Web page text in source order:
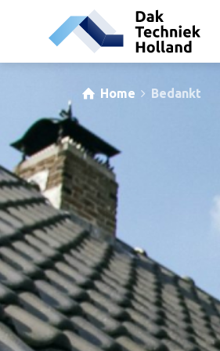
Home Bedankt